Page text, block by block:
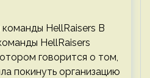
HellRaisers В
HellRaisers
говорится о том,
покинуть организацию